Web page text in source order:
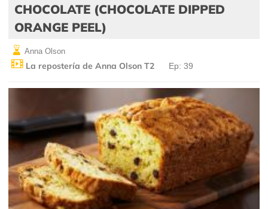
CHOCOLATE (CHOCOLATE DIPPED
ORANGE PEEL)
Anna Olson
La repostería de Anna Olson T2 Ep: 39